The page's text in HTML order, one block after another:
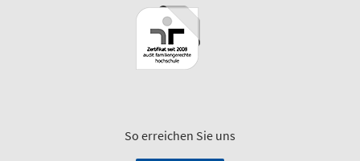
So erreichen Sie uns